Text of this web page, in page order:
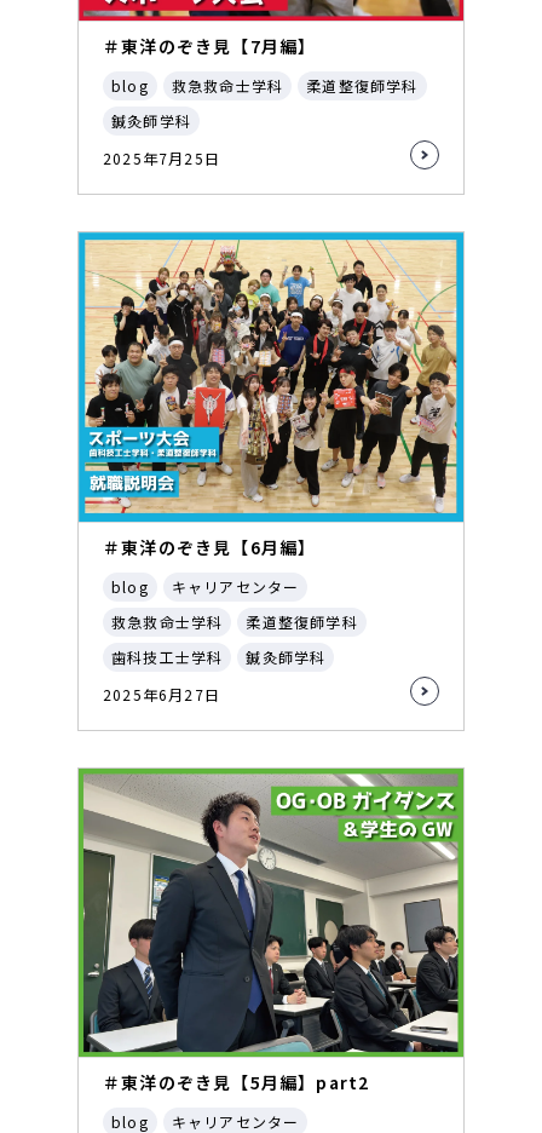
＃東洋のぞき見【7月編】
blog 救急救命士学科
柔道整復師学科
鍼灸師学科
2025年7月25日
＃東洋のぞき見【6月編】
blog
キャリアセンター
救急救命士学科
柔道整復師学科
歯科技工士学科
鍼灸師学科
2025年6月27日
＃東洋のぞき見【5月編】part2
blog
キャリアセンター